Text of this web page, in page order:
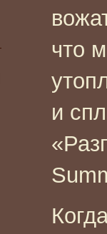
что
и